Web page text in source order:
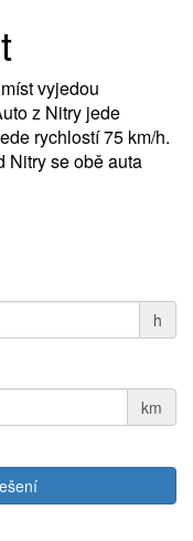
vyjedou
z Nitry jede
rychlostí 75 km/h.
Nitry se obě auta
h
km